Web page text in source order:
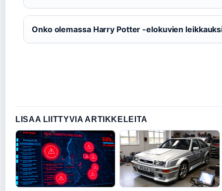
Onko olemassa Harry Potter -elokuvien
LISAA LIITTYVIA ARTIKKELEITA